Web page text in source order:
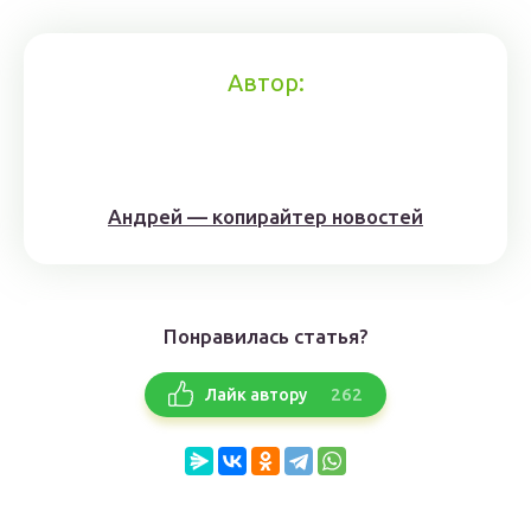
Автор:
Андрей — копирайтер новостей
Понравилась статья?
Лайк автору 262